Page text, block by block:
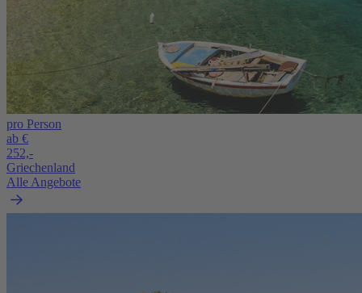
pro Person
ab €
252,-
Griechenland
Alle Angebote